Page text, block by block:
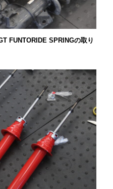
FUNTORIDE SPRINGの取り